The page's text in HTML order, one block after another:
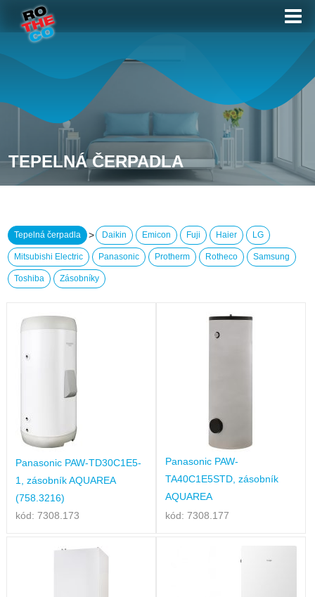
TEPELNÁ ČERPADLA
Tepelná čerpadla > Daikin Emicon Fuji Haier LG
Mitsubishi Electric Panasonic Protherm Rotheco Samsung
Toshiba Zásobníky
Panasonic PAW-TD30C1E5-
1, zásobník AQUAREA
(758.3216)
kód: 7308.173
Panasonic PAW-
TA40C1E5STD, zásobník
AQUAREA
kód: 7308.177